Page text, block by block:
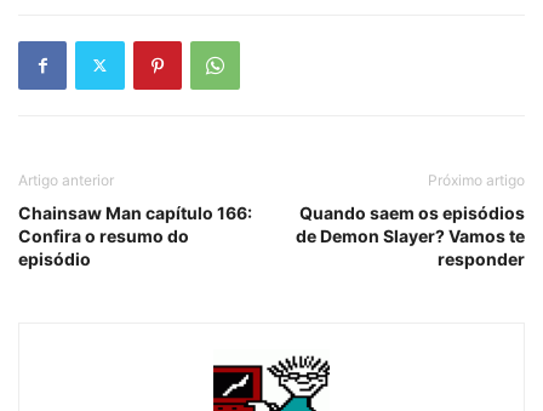
Artigo anterior
Chainsaw Man capítulo 166:
Confira o resumo do
episódio
Próximo artigo
Quando saem os episódios
de Demon Slayer? Vamos te
responder